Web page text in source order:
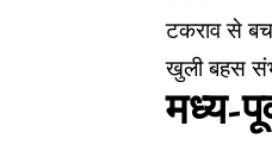
टकराव से
खुली बहस
मध्य-